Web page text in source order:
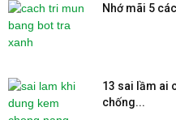
Nhớ mãi 5
13 sai lầm ai
chống...